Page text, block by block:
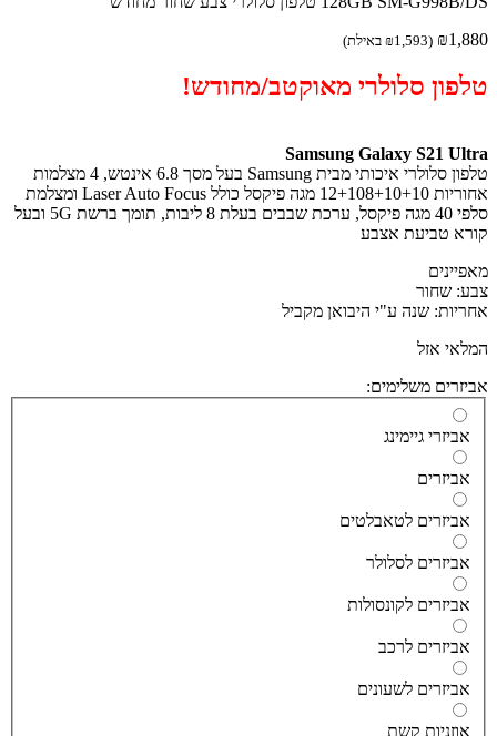
₪
(
₪1,593 באילת)
סלולרי מאוקטב/מחודש!
Samsung Galaxy S21
טלפון סלולרי איכותי מבית Samsung בעל מסך 6.8 אינטש, 4 מצלמות
אחוריות 12+108+10+10 מגה פיקסל כולל Laser Auto Focus ומצלמת
סלפי 40 מגה פיקסל, ערכת שבבים בעלת 8 ליבות, תומך ברשת 5G ובעל
טביעת אצבע
שחור
שנה ע"י היבואן מקביל
אזל
משלימים:
גיימינג
לטאבלטים
לסלולר
לקונסולות
לרכב
לשעונים
קשת